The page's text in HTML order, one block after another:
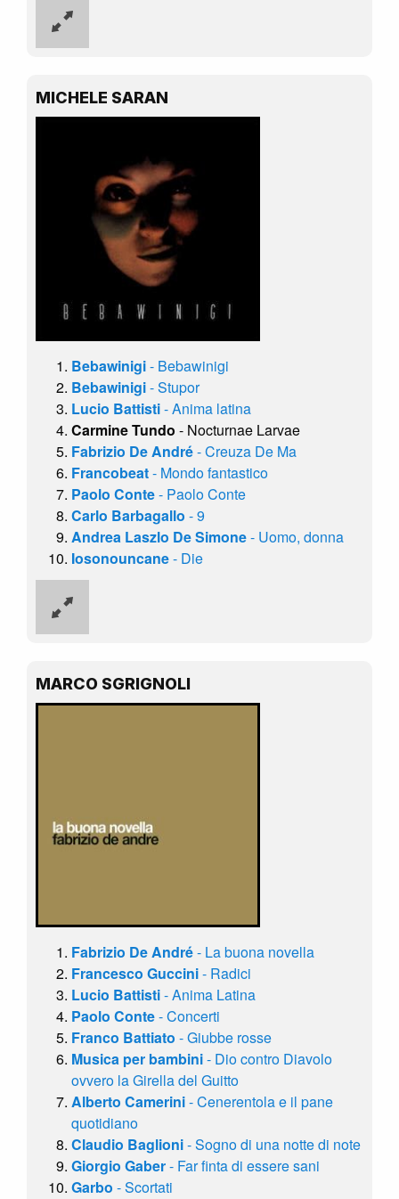
MICHELE SARAN
Bebawinigi- Bebawinigi
Bebawinigi- Stupor
Lucio Battisti- Anima latina
Carmine Tundo - Nocturnae Larvae
Fabrizio De André- Creuza De Ma
Francobeat- Mondo fantastico
Paolo Conte- Paolo Conte
Carlo Barbagallo - 9
Andrea Laszlo De Simone- Uomo, donna
Iosonouncane- Die
MARCO SGRIGNOLI
Fabrizio De André- La buona novella
Francesco Guccini- Radici
Lucio Battisti- Anima Latina
Paolo Conte- Concerti
Franco Battiato - Giubbe rosse
Musica per bambini- Dio contro Diavolo
ovvero la Girella del Guitto
Alberto Camerini- Cenerentola e il pane
quotidiano
Claudio Baglioni- Sogno di una notte di note
Giorgio Gaber- Far finta di essere sani
Garbo - Scortati